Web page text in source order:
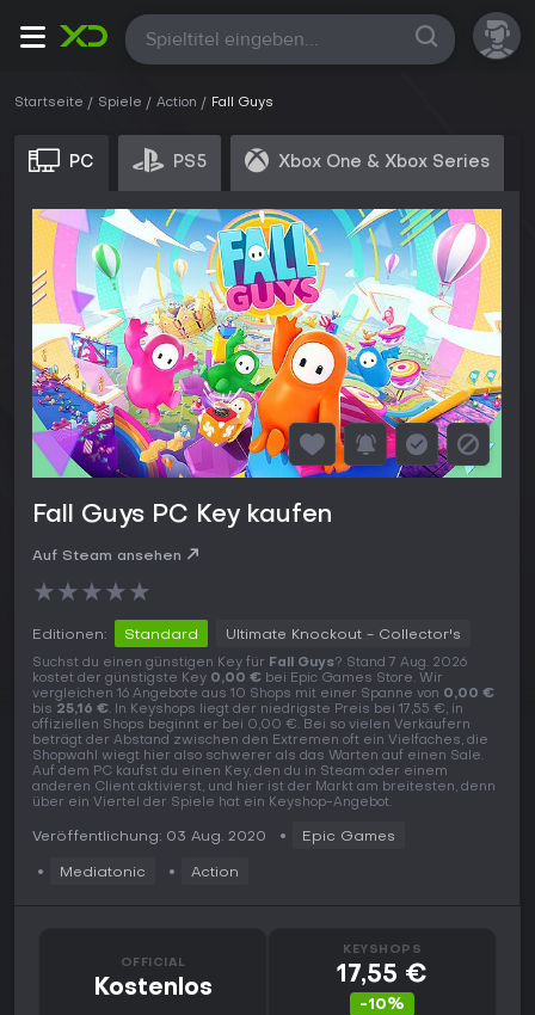
Alle
Startseite Spiele Action Fall Guys
PC PS5 Xbox One & Xbox Series
Fall Guys PC Key kaufen
Auf Steam ansehen
★★★★★
Editionen: Standard Ultimate Knockout - Collector's
Suchst du einen günstigen Key für Fall Guys? Stand 7 Aug. 2026
kostet der günstigste Key 0,00 € bei Epic Games Store. Wir
vergleichen 16 Angebote aus 10 Shops mit einer Spanne von 0,00 €
bis 25,16 €. In Keyshops liegt der niedrigste Preis bei 17,55 €, in
offiziellen Shops beginnt er bei 0,00 €. Bei so vielen Verkäufern
beträgt der Abstand zwischen den Extremen oft ein Vielfaches, die
Shopwahl wiegt hier also schwerer als das Warten auf einen Sale.
Auf dem PC kaufst du einen Key, den du in Steam oder einem
anderen Client aktivierst, und hier ist der Markt am breitesten, denn
über ein Viertel der Spiele hat ein Keyshop-Angebot.
Veröffentlichung: 03 Aug. 2020 Epic Games
Mediatonic Action
OFFICIAL
Kostenlos
KEYSHOPS
17,55 €
-10%